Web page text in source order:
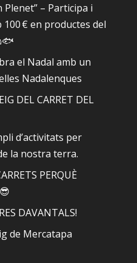
Plenet” – Participa i
€ en productes del
el Nadal amb un
Nadalenques
DEL CARRET DEL
d’activitats per
la nostra terra.
PERQUÈ
DAVANTALS!
de Mercatapa